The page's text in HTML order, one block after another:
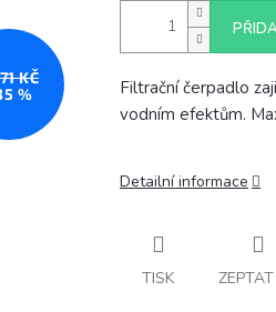
KČ
%
Filtrační čerpadlo
vodním efektům.
Detailní informace
TISK